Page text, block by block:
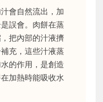
會自然流出，加
誤會。肉餅在蒸
把內部的汁液擠
充，這些汁液蒸
的作用，是創造
加熱時能吸收水